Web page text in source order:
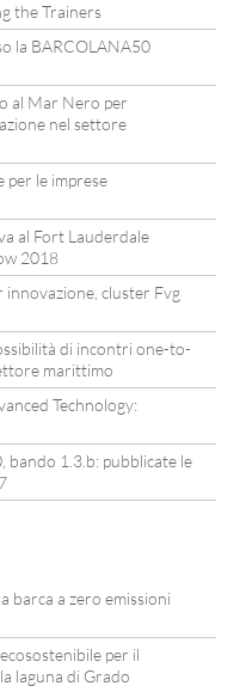
the Trainers
la BARCOLANA50
al Mar Nero per
nel settore
per le imprese
al Fort Lauderdale
2018
innovazione, cluster Fvg
di incontri one-to-
marittimo
Technology:
bando 1.3.b: pubblicate le
barca a zero emissioni
per il
laguna di Grado